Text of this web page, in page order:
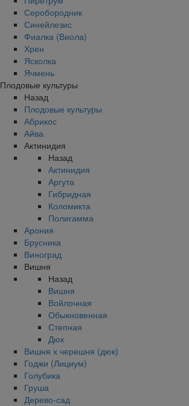
Серобородник
Синейлезис
Фиалка (Виола)
Хрен
Ясколка
Ячмень
Плодовые культуры
Назад
Плодовые культуры
Абрикос
Айва
Актинидия
Назад
Актинидия
Аргута
Гибридная
Коломикта
Полигамма
Арония
Брусника
Виноград
Вишня
Назад
Вишня
Войлочная
Обыкновенная
Степная
Дюк
Вишня х черешня (дюк)
Годжи (Лициум)
Голубика
Груша
Дерево-сад